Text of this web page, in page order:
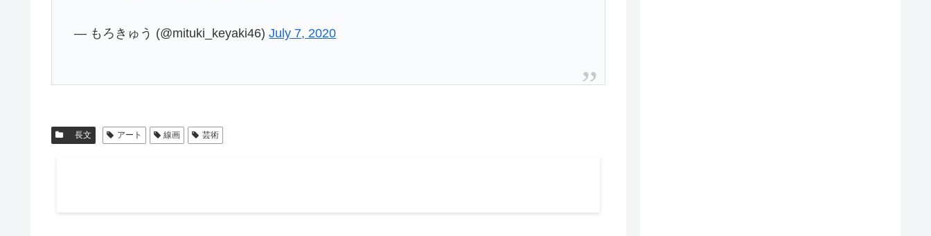
— もろきゅう (@mituki_keyaki46)July 7, 2020
長文 アート 線画 芸術